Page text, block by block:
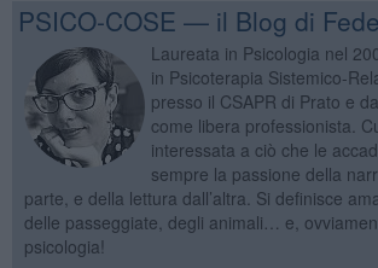
PSICO-COSE — il Blog di
Laureata in Psicologia nel
in Psicoterapia Sistemico-
presso il CSAPR di Prato e
come libera professionista.
interessata a ciò che le
sempre la passione della
parte, e della lettura dall’altra. Si definisce
delle passeggiate, degli animali… e,
psicologia!